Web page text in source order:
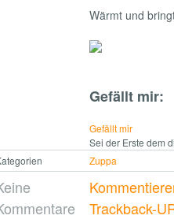
Wärmt und
Gefällt mir:
Gefällt mir
Sei der Erste dem
Zuppa
Trackback-